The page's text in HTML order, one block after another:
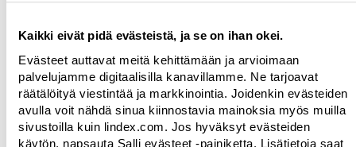
Kaikki eivät pidä evästeistä, ja se on ihan okei.
Evästeet auttavat meitä kehittämään ja arvioimaan
palvelujamme digitaalisilla kanavillamme. Ne tarjoavat
räätälöityä viestintää ja markkinointia. Joidenkin evästeiden
avulla voit nähdä sinua kiinnostavia mainoksia myös muilla
sivustoilla kuin lindex.com. Jos hyväksyt evästeiden
käytön, napsauta Salli evästeet -painiketta. Lisätietoja saat
materiaaleista, ja luomupuuvillatuotteet ovat
aina GOTS-sertifioituja. Vauvanvaatevalikoima
on jaettu kahteen mallistoon, jotka täydentävät
toisiaan hyvin:Soft Nature-mallistossa
korostuvat neutraalit värit ja luontoaiheiset
painatukset jaColour Pops -mallistossa taas